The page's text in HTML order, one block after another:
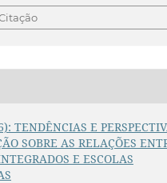
TENDÊNCIAS E
SOBRE AS RELAÇÕES
E ESCOLAS